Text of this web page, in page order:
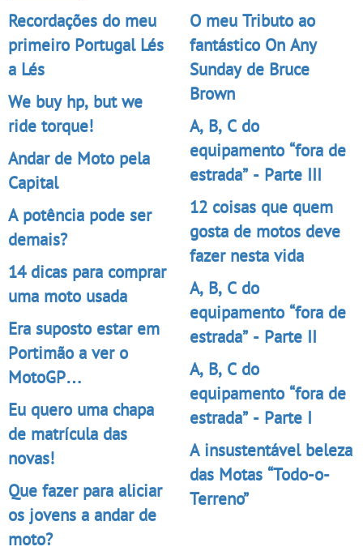
Recordações do meu
primeiro Portugal Lés
a Lés
We buy hp, but we
ride torque!
Andar de Moto pela
Capital
A potência pode ser
demais?
14 dicas para comprar
uma moto usada
Era suposto estar em
Portimão a ver o
MotoGP…
Eu quero uma chapa
de matrícula das
novas!
Que fazer para aliciar
os jovens a andar de
moto?
O meu Tributo ao
fantástico On Any
Sunday de Bruce
Brown
A, B, C do
equipamento “fora de
estrada” - Parte III
12 coisas que quem
gosta de motos deve
fazer nesta vida
A, B, C do
equipamento “fora de
estrada” - Parte II
A, B, C do
equipamento “fora de
estrada” - Parte I
A insustentável beleza
das Motas “Todo-o-
Terreno”